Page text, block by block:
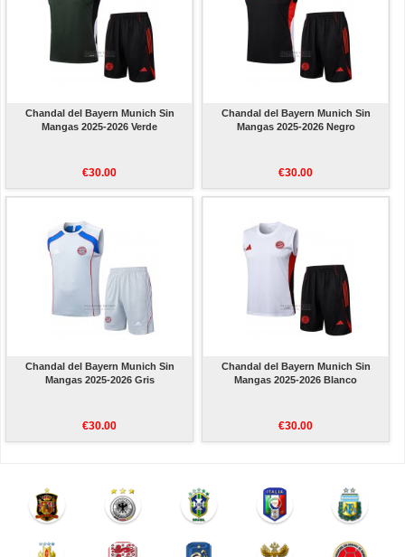
Chandal del Bayern Munich Sin
Mangas 2025-2026 Verde
€30.00
Chandal del Bayern Munich Sin
Mangas 2025-2026 Negro
€30.00
Chandal del Bayern Munich Sin
Mangas 2025-2026 Gris
€30.00
Chandal del Bayern Munich Sin
Mangas 2025-2026 Blanco
€30.00